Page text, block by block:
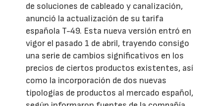
de soluciones de cableado y canalización,
anunció la actualización de su tarifa
española T-49. Esta nueva versión entró en
vigor el pasado 1 de abril, trayendo consigo
una serie de cambios significativos en los
precios de ciertos productos existentes, así
como la incorporación de dos nuevas
tipologías de productos al mercado español,